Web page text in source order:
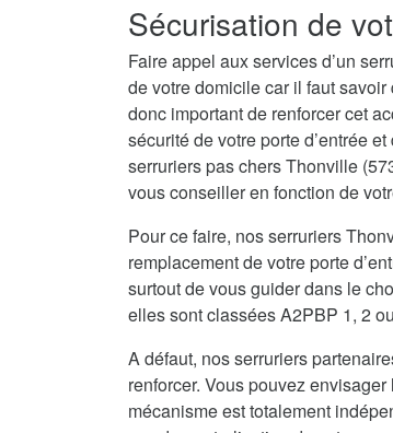
Sécurisation de
Faire appel aux services d’un
de votre domicile car il faut savoir
donc important de renforcer cet
sécurité de votre porte d’entrée
serruriers pas chers Thonville
vous conseiller en fonction de
Pour ce faire, nos serruriers
remplacement de votre porte
surtout de vous guider dans le
elles sont classées A2PBP 1, 2
A défaut, nos serruriers
renforcer. Vous pouvez
mécanisme est totalement